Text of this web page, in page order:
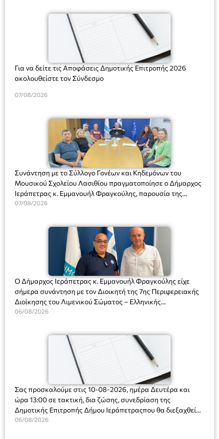
Για να δείτε τις Αποφάσεις Δημοτικής Επιτροπής 2026
ακολουθείστε τον Σύνδεσμο
07/08/2026
Συνάντηση με το Σύλλογο Γονέων και Κηδεμόνων του
Μουσικού Σχολείου Λασιθίου πραγματοποίησε ο Δήμαρχος
Ιεράπετρας κ. Εμμανουήλ Φραγκούλης, παρουσία της
Διευθύντριας του σχολείου κας Μαριάννας Χαΐτα.
07/08/2026
Ο Δήμαρχος Ιεράπετρας κ. Εμμανουήλ Φραγκούλης είχε
σήμερα συνάντηση με τον Διοικητή της 7ης Περιφερειακής
Διοίκησης του Λιμενικού Σώματος – Ελληνικής
Ακτοφυλακής (Λ.Σ.-ΕΛ.ΑΚΤ.), Αρχιπλοίαρχο Λ.Σ. κ. Ιωάννη
06/08/2026
Σας προσκαλούμε στις 10-08-2026, ημέρα Δευτέρα και
ώρα 13:00 σε τακτική, δια ζώσης, συνεδρίαση της
Δημοτικής Επιτροπής Δήμου Ιεράπετραςπου θα διεξαχθεί
στο Δημοτικό Κατάστημα, Δημοκρατίας 31 στην αίθουσα
06/08/2026